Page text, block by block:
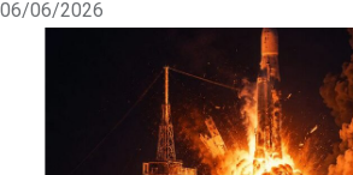
06/06/2026